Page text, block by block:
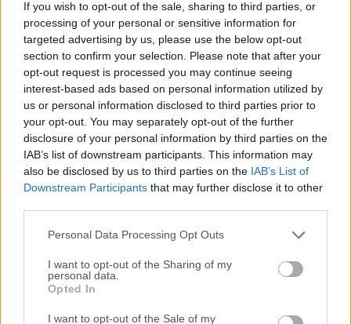
If you wish to opt-out of the sale, sharing to third parties, or
processing of your personal or sensitive information for
targeted advertising by us, please use the below opt-out
section to confirm your selection. Please note that after your
opt-out request is processed you may continue seeing
interest-based ads based on personal information utilized by
us or personal information disclosed to third parties prior to
your opt-out. You may separately opt-out of the further
disclosure of your personal information by third parties on the
IAB’s list of downstream participants. This information may
also be disclosed by us to third parties on the IAB’s List of
Downstream Participants that may further disclose it to other
Personal Data Processing Opt Outs
I want to opt-out of the Sharing of my
personal data.
Opted In
I want to opt-out of the Sale of my
Guardar en todas tus aplicaciones, ¡para que puedas
hacerlo! ¿Usas macOS 15 Sequoia? Asegúrate de tener la
versión 6.1 para asegurar la compatibilidad.Ve más rápido:
Navega rápidamente por las carpetas con menús
jerárquicos que se expanden al pasar el ratón sobre
ellos.Busca al instante: Escribe unos pocos caracteres de
un nombre de archivo o carpeta para abrirlo en un diálogo
de archivo o en el Finder.Simplemente haz clic: ¿Necesitas
guardar un archivo en una carpeta que tienes abierta en el
Finder? ¡Simplemente haz clic en la ventana del
otras más de 230 apl...